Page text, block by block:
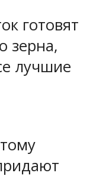
готовят
зерна,
лучшие